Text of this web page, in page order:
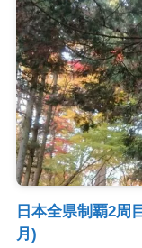
日本全県制覇2周
月)